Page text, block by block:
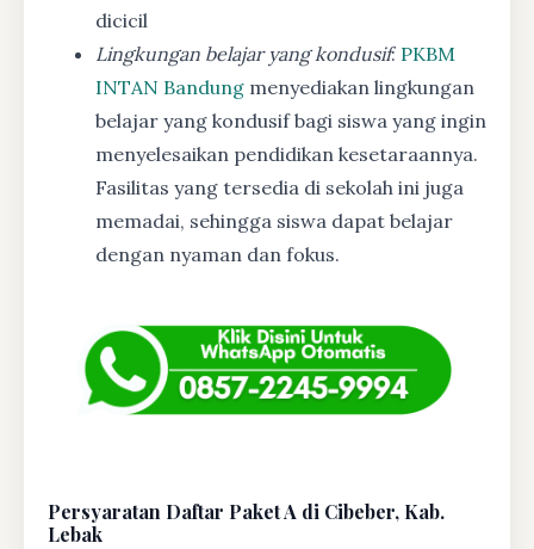
dicicil
Lingkungan belajar yang kondusif: PKBM
INTAN Bandung menyediakan lingkungan
belajar yang kondusif bagi siswa yang ingin
menyelesaikan pendidikan kesetaraannya.
Fasilitas yang tersedia di sekolah ini juga
memadai, sehingga siswa dapat belajar
dengan nyaman dan fokus.
Persyaratan Daftar Paket A di Cibeber, Kab.
Lebak